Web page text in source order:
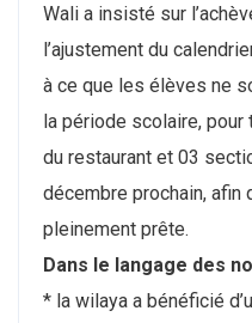
Wali a insisté sur
l’ajustement du
à ce que les élèves ne
la période scolaire,
du restaurant et 03
décembre prochain, afin
pleinement prête.
Dans le langage des
* la wilaya a bénéficié